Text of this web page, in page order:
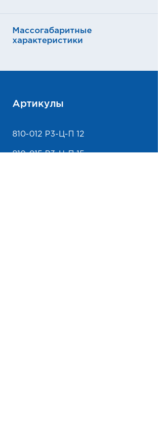
Массогабаритные
характеристики
Артикулы
810-012 Р3-Ц-П 12
810-015 Р3-Ц-П 15